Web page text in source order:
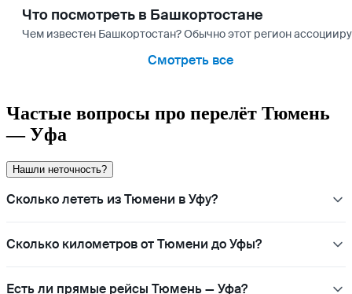
Что посмотреть в Башкортостане
Чем известен Башкортостан? Обычно этот регион
Смотреть все
Частые вопросы про перелёт Тюмень
— Уфа
Нашли неточность?
Сколько лететь из Тюмени в Уфу?
Сколько километров от Тюмени до Уфы?
Есть ли прямые рейсы Тюмень — Уфа?